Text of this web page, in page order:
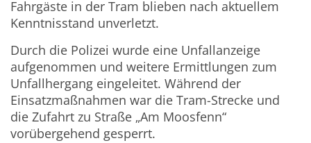
Fahrgäste in der Tram blieben nach aktuellem
Kenntnisstand unverletzt.
Durch die Polizei wurde eine Unfallanzeige
aufgenommen und weitere Ermittlungen zum
Unfallhergang eingeleitet. Während der
Einsatzmaßnahmen war die Tram-Strecke und
die Zufahrt zu Straße „Am Moosfenn“
vorübergehend gesperrt.